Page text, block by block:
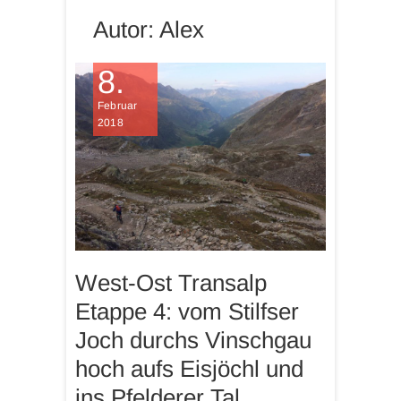
Autor: Alex
8.
Februar
2018
West-Ost Transalp
Etappe 4: vom Stilfser
Joch durchs Vinschgau
hoch aufs Eisjöchl und